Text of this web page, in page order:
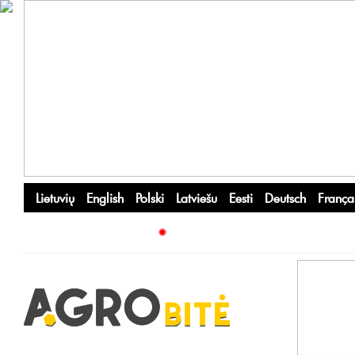
Lietuvių English Polski Latviešu Eesti Deutsch